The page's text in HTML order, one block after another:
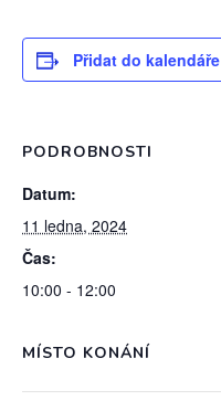
Přidat do kalendáře
PODROBNOSTI
Datum:
11 ledna, 2024
Čas:
10:00 - 12:00
MÍSTO KONÁNÍ